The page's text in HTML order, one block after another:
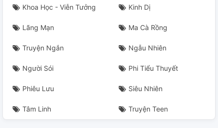
Khoa Học - Viễn Tưởng Kinh Dị
Lãng Mạn Ma Cà Rồng
Truyện Ngắn Ngẫu Nhiên
Người Sói Phi Tiểu Thuyết
Phiêu Lưu Siêu Nhiên
Tâm Linh Truyện Teen